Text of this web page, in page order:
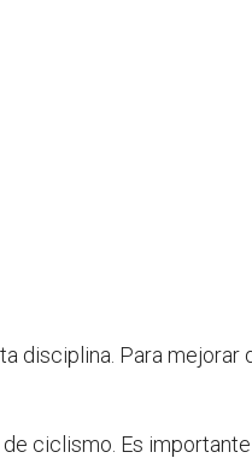
disciplina. Para mejorar
ciclismo. Es